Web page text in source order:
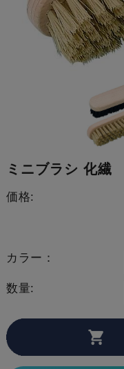
ミニブラシ 化繊
価格:
カラー：
数量: